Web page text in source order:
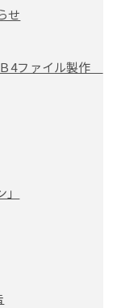
せ
4ファイル製作